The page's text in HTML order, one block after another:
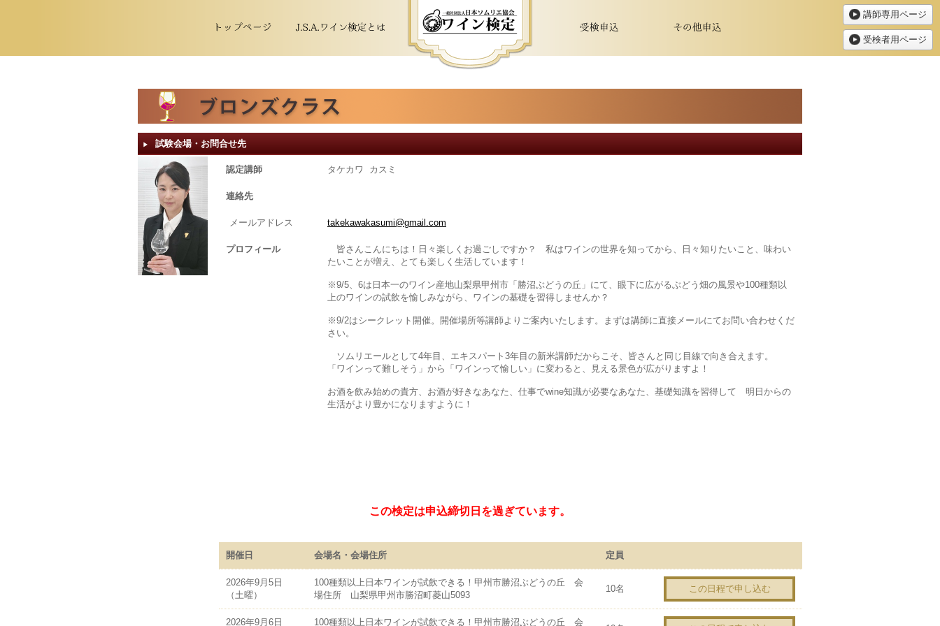
講師専用ページ
受検者用ページ
▶︎ 試験会場・お問合せ先
認定講師 タケカワ カスミ
連絡先
メールアドレス takekawakasumi@gmail.com
プロフィール
皆さんこんにちは！日々楽しくお過ごしですか？ 私はワインの世界を知ってから、日々知りたいこと、味わい
たいことが増え、とても楽しく生活しています！
※9/5、6は日本一のワイン産地山梨県甲州市「勝沼ぶどうの丘」にて、眼下に広がるぶどう畑の風景や100種類以
上のワインの試飲を愉しみながら、ワインの基礎を習得しませんか？
※9/2はシークレット開催。開催場所等講師よりご案内いたします。まずは講師に直接メールにてお問い合わせくだ
さい。
ソムリエールとして4年目、エキスパート3年目の新米講師だからこそ、皆さんと同じ目線で向き合えます。
「ワインって難しそう」から「ワインって愉しい」に変わると、見える景色が広がりますよ！
お酒を飲み始めの貴方、お酒が好きなあなた、仕事でwine知識が必要なあなた、基礎知識を習得して 明日からの
生活がより豊かになりますように！
この検定は申込締切日を過ぎています。
開催日 会場名・会場住所 定員
2026年9月5日
（土曜）
100種類以上日本ワインが試飲できる！甲州市勝沼ぶどうの丘 会
場住所 山梨県甲州市勝沼町菱山5093
10名 この日程で申し込む
2026年9月6日 100種類以上日本ワインが試飲できる！甲州市勝沼ぶどうの丘 会